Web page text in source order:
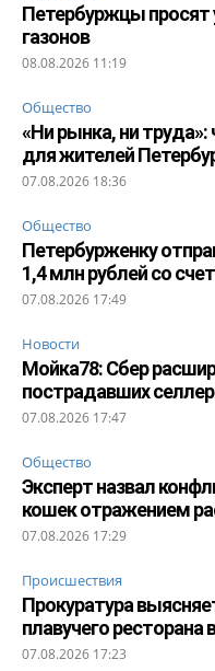
Петербуржцы просят
газонов
08.08.2026 11:19
Общество
«Ни рынка, ни
для жителей
07.08.2026 18:36
Общество
Петербурженку
1,4 млн рублей со
07.08.2026 17:49
Новости
Мойка78: Сбер
пострадавших
07.08.2026 17:47
Общество
Эксперт назвал
кошек отражением
07.08.2026 17:29
Происшествия
Прокуратура
плавучего ресторана
07.08.2026 17:23